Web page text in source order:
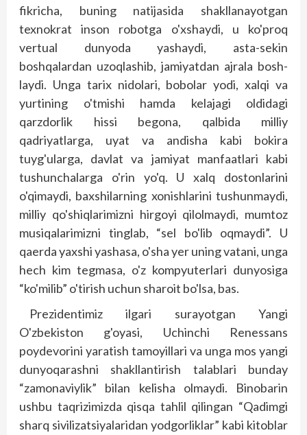
fikricha, buning natijasida shakllanayotgan
texnokrat inson robotga o'xshaydi, u ko'proq
vertual dunyoda yashaydi, asta-sekin
boshqalardan uzoqlashib, jamiyatdan ajrala bosh­
laydi. Unga tarix nidolari, bobolar yodi, xalqi va
yurtining o'tmishi hamda kelajagi oldidagi
qarzdorlik hissi begona, qalbida milliy
qadriyatlarga, uyat va andisha kabi bokira
tuyg'ularga, davlat va jamiyat manfaatlari kabi
tushunchalarga o'rin yo'q. U xalq dostonlarini
o'qimaydi, baxshilarning xonish­larini tushunmaydi,
milliy qo'shiqlarimizni hirgoyi qilolmaydi, mumtoz
musiqalarimizni ting­lab, “sel bo'lib oqmaydi”. U
qaerda yaxshi yashasa, o'sha yer uning vatani, unga
hech kim tegmasa, o'z kompyuterlari dunyosiga
“ko'milib” o'tirish uchun sharoit bo'lsa, bas.
Prezidentimiz ilgari surayotgan Yangi
O'zbekiston g'oyasi, Uchinchi Renessans
poydevorini yaratish tamoyillari va unga mos yangi
dunyo­qarashni shakllantirish talablari bunday
“zamonaviylik” bilan kelisha olmaydi. Binobarin
ushbu taqrizimizda qisqa tahlil qilingan “Qadimgi
sharq sivilizatsiyalaridan yodgorliklar” kabi kitoblar